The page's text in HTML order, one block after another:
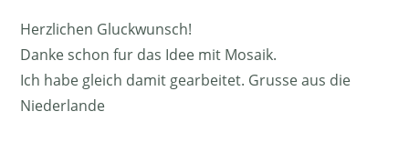
Herzlichen Gluckwunsch!
Danke schon fur das Idee mit Mosaik.
Ich habe gleich damit gearbeitet. Grusse aus die
Niederlande